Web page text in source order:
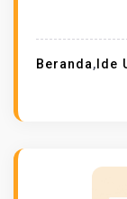
Beranda, Ide